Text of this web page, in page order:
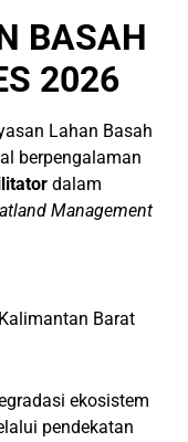
BASAH
2026
Lahan Basah
berpengalaman
dalam
Management
Barat
ekosistem
pendekatan